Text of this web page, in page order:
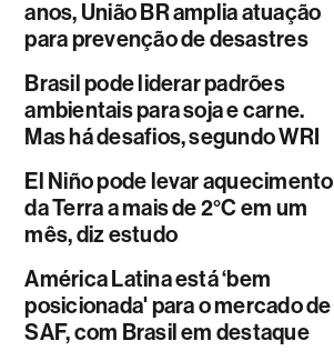
anos, União BR amplia atuação
para prevenção de desastres
Brasil pode liderar padrões
ambientais para soja e carne.
Mas há desafios, segundo WRI
El Niño pode levar aquecimento
da Terra a mais de 2°C em um
mês, diz estudo
América Latina está ‘bem
posicionada' para o mercado de
SAF, com Brasil em destaque